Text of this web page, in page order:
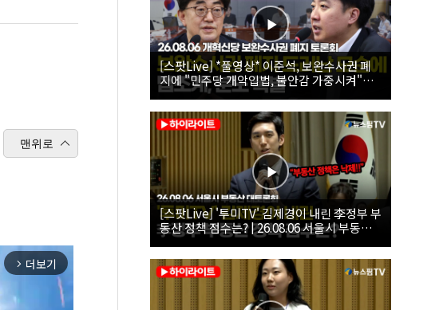
맨위로
arrow_forward_ios 더보기
[스팟Live] *풀영상* 이준석, 보완수사권 폐
지에 "민주당 개악입법, 불안감 가중시켜"｜
26.08.06 개혁신당 보완수사권 폐지 토론회
[스팟Live] '투미TV' 김제경이 내린 李정부 부
동산 정책 점수는? | 26.08.06 서울시 부동산
대토론회